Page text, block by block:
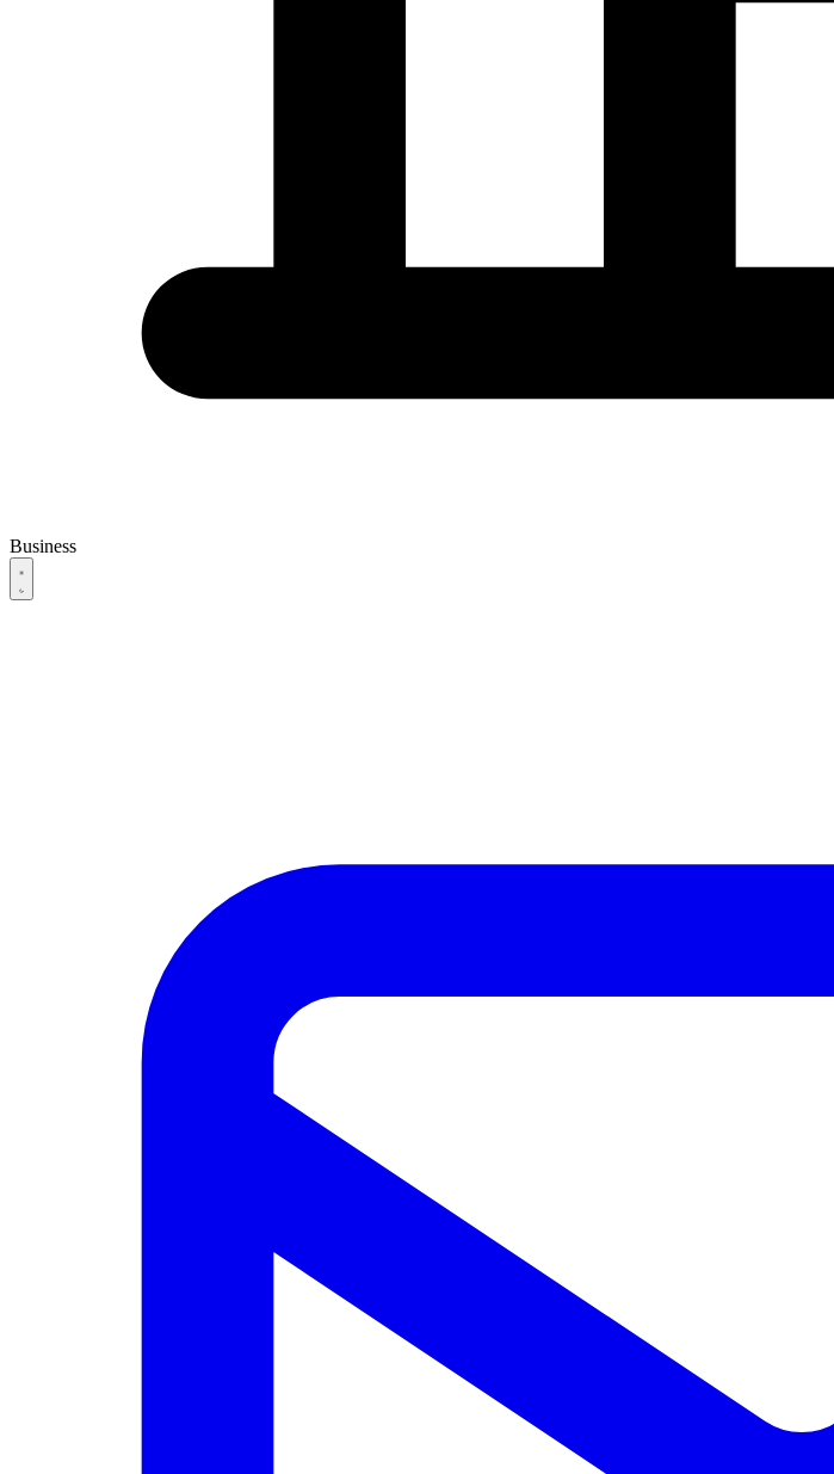
Business